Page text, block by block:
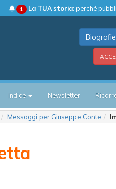
1 La TUA storia: perché
Indice Newsletter
Messaggi per Giuseppe Conte